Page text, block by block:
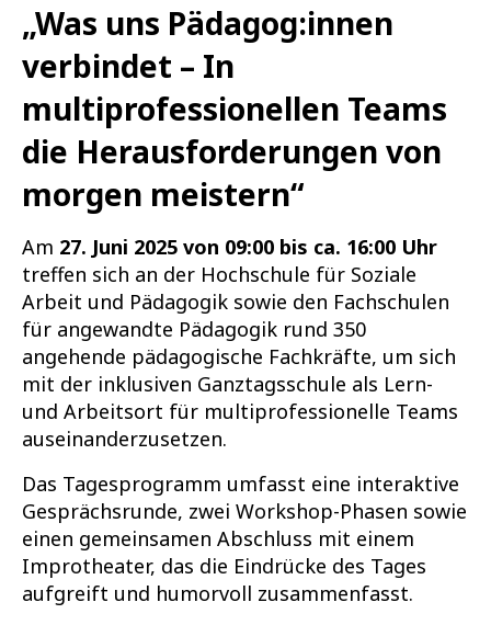
„Was uns Pädagog:innen
verbindet – In
multiprofessionellen Teams
die Herausforderungen von
morgen meistern“
Am 27. Juni 2025 von 09:00 bis ca. 16:00 Uhr
treffen sich an der Hochschule für Soziale
Arbeit und Pädagogik sowie den Fachschulen
für angewandte Pädagogik rund 350
angehende pädagogische Fachkräfte, um sich
mit der inklusiven Ganztagsschule als Lern-
und Arbeitsort für multiprofessionelle Teams
auseinanderzusetzen.
Das Tagesprogramm umfasst eine interaktive
Gesprächsrunde, zwei Workshop-Phasen sowie
einen gemeinsamen Abschluss mit einem
Improtheater, das die Eindrücke des Tages
aufgreift und humorvoll zusammenfasst.